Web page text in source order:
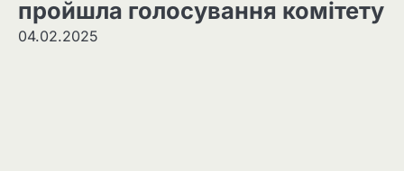
пройшла голосування комітету
04.02.2025